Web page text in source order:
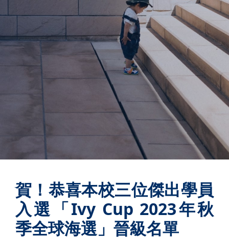
賀！恭喜本校三位傑出學員
入選「Ivy Cup 2023年秋
季全球海選」晉級名單